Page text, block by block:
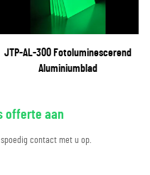
JTP-AL-300 Fotoluminescerend
Aluminiumblad
offerte aan
contact met u op.